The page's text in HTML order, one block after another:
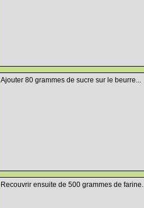
Ajouter 80 grammes de sucre sur le beurre...
Recouvrir ensuite de 500 grammes de